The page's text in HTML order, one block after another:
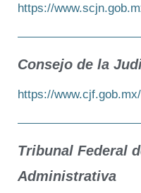
https://
Consejo de la
https://www.cjf.gob.mx/
Tribunal Federal
Administrativa